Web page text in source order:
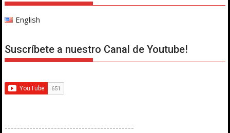
English
Suscríbete a nuestro Canal de Youtube!
------------------------------------------